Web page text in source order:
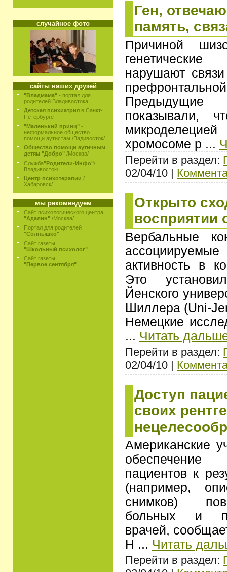
случайное фото
сайты наших друзей
"Владмама" - портал для
родителей Владивостока
Детская психиатрия в Санкт-
Петербурге
"Маленький принц" -
неформальное общество
помощи аутистам /Вадивосток/
Общество помощи аутичным
детям "Добро" /Москва/
Служба"Родители-Инфо"/
Владивосток/
Центр психотерапии /
Хабаровск/
мы рекомендуем
Сайт психологического центра
"Адалин" /Москва/
Портал для родителей
"Солнышко"
Сайт газеты
"Школьный психолог"
Сайт газеты
"Первое сентября"
Ген,
память,
Причиной
нарушают
префронтальной
показывали,
хромосоме р ...
Перейти в раздел:
02/04/10 |
Открыто
восприятии
Вербальные
активность в
Это
Йенского
Шиллера (Uni-
Немецкие
... Читать
Перейти в раздел:
02/04/10 |
Доступ
своих
Американские
пациентов к
(например,
снимков)
больных и
врачей,
Н ... Читать
Перейти в раздел: